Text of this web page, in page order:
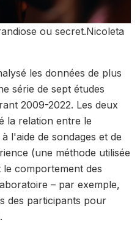
ou secret.Nicoleta
les données de plus
série de sept études
2009-2022. Les deux
la relation entre le
l'aide de sondages et de
(une méthode utilisée
comportement des
– par exemple,
des participants pour